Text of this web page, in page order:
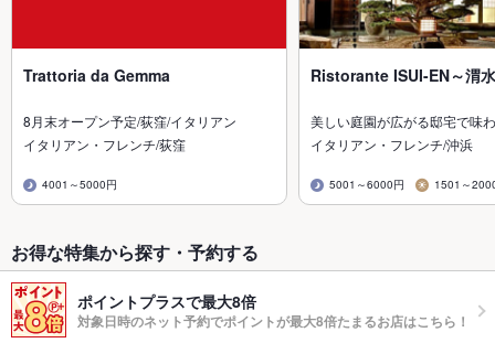
Trattoria da Gemma
8月末オープン予定/荻窪/イタリアン
イタリアン・フレンチ/荻窪
4001～5000円
Ristorante ISUI-EN～渭
美しい庭園が広がる邸宅で味
イタリアン・フレンチ/沖浜
5001～6000円 1501～
お得な特集から探す・予約する
ポイントプラスで最大8倍
対象日時のネット予約でポイントが最大8倍たまるお店はこちら！